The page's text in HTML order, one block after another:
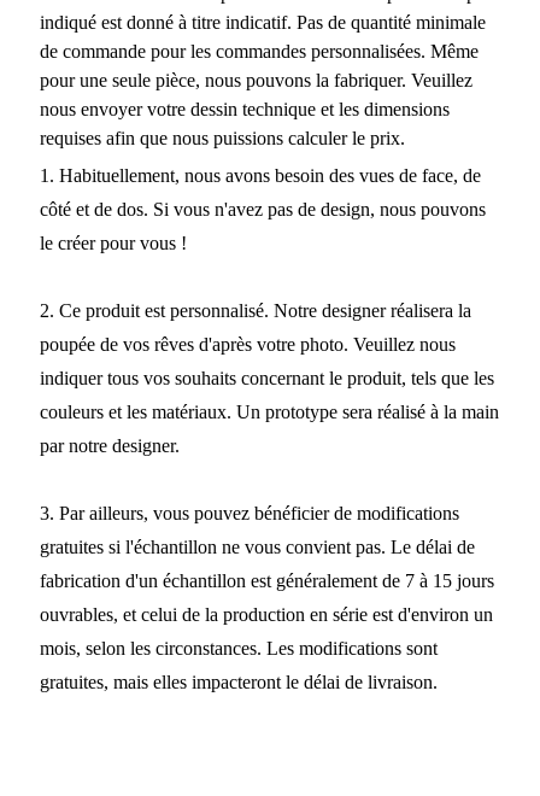
indiqué est donné à titre indicatif. Pas de quantité minimale
de commande pour les commandes personnalisées. Même
pour une seule pièce, nous pouvons la fabriquer. Veuillez
nous envoyer votre dessin technique et les dimensions
requises afin que nous puissions calculer le prix.
1. Habituellement, nous avons besoin des vues de face, de
côté et de dos. Si vous n'avez pas de design, nous pouvons
le créer pour vous !
2. Ce produit est personnalisé. Notre designer réalisera la
poupée de vos rêves d'après votre photo. Veuillez nous
indiquer tous vos souhaits concernant le produit, tels que les
couleurs et les matériaux. Un prototype sera réalisé à la main
par notre designer.
3. Par ailleurs, vous pouvez bénéficier de modifications
gratuites si l'échantillon ne vous convient pas. Le délai de
fabrication d'un échantillon est généralement de 7 à 15 jours
ouvrables, et celui de la production en série est d'environ un
mois, selon les circonstances. Les modifications sont
gratuites, mais elles impacteront le délai de livraison.